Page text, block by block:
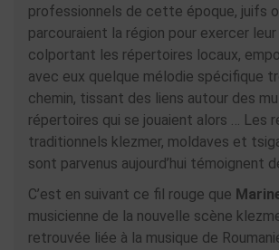
professionnels de cette époque, juifs
parcouraient la région pour exercer
colportant les répertoires locaux,
avec eux quelque mélodie spécifique
chemin, tissant des liens autour des
répertoires qui se jouaient alors … Les
traditionnels klezmer, moldaves et
sont parvenus aujourd’hui témoignent
C’est en suivant ce fil rouge que
musicienne de la nouvelle scène
retrouvée liée à la musique de